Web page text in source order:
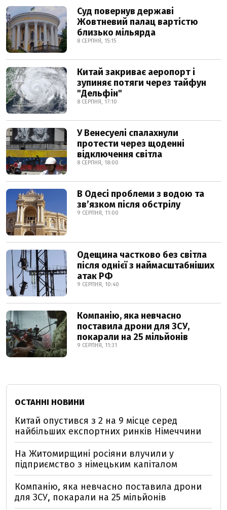
Суд повернув державі
Жовтневий палац вартістю
близько мільярда
8 СЕРПНЯ, 15:15
Китай закриває аеропорт і
зупиняє потяги через тайфун
"Дельфін"
8 СЕРПНЯ, 17:10
У Венесуелі спалахнули
протести через щоденні
відключення світла
8 СЕРПНЯ, 18:00
В Одесі проблеми з водою та
звʼязком після обстрілу
9 СЕРПНЯ, 11:00
Одещина частково без світла
після однієї з наймасштабніших
атак РФ
9 СЕРПНЯ, 10:40
Компанію, яка невчасно
поставила дрони для ЗСУ,
покарали на 25 мільйонів
9 СЕРПНЯ, 11:31
ОСТАННІ НОВИНИ
Китай опустився з 2 на 9 місце серед
найбільших експортних ринків Німеччини
На Житомирщині росіяни влучили у
підприємство з німецьким капіталом
Компанію, яка невчасно поставила дрони
для ЗСУ, покарали на 25 мільйонів